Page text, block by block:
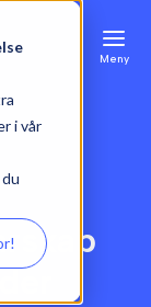
i vår
Meny